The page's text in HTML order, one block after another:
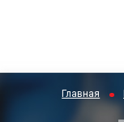
Главная